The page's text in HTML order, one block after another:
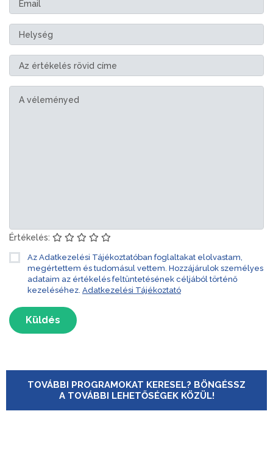
Értékelés:
Az Adatkezelési Tájékoztatóban foglaltakat elolvastam,
megértettem és tudomásul vettem. Hozzájárulok személyes
adataim az értékelés feltüntetésének céljából történő
kezeléséhez. Adatkezelési Tájékoztató
Küldés
TOVÁBBI PROGRAMOKAT KERESEL? BÖNGÉSSZ
A TOVÁBBI LEHETŐSÉGEK KÖZÜL!